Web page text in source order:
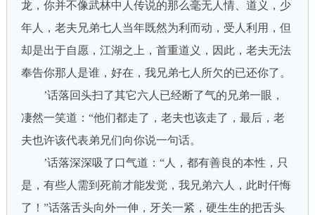
龙，你并不像武林中人传说的那么毫无人情、道义，少
年人，老夫兄弟七人当年既然为利而动，受人利用，但
却是出于自愿，江湖之上，首重道义，因此，老夫无法
奉告你那人是谁，好在，我兄弟七人所欠的已还你了。
’话落回头扫了其它六人已经断了气的兄弟一眼，
凄然一笑道：“他们都走了，老夫也该走了，最后，老
夫也许该代表弟兄们向你说一句话。
’话落深深吸了口气道：“人，都有善良的本性，只
是，有些人需到死前才能发觉，我兄弟六人，此时仟悔
了！”话落舌头向外一伸，牙关一紧，硬生生的把舌头